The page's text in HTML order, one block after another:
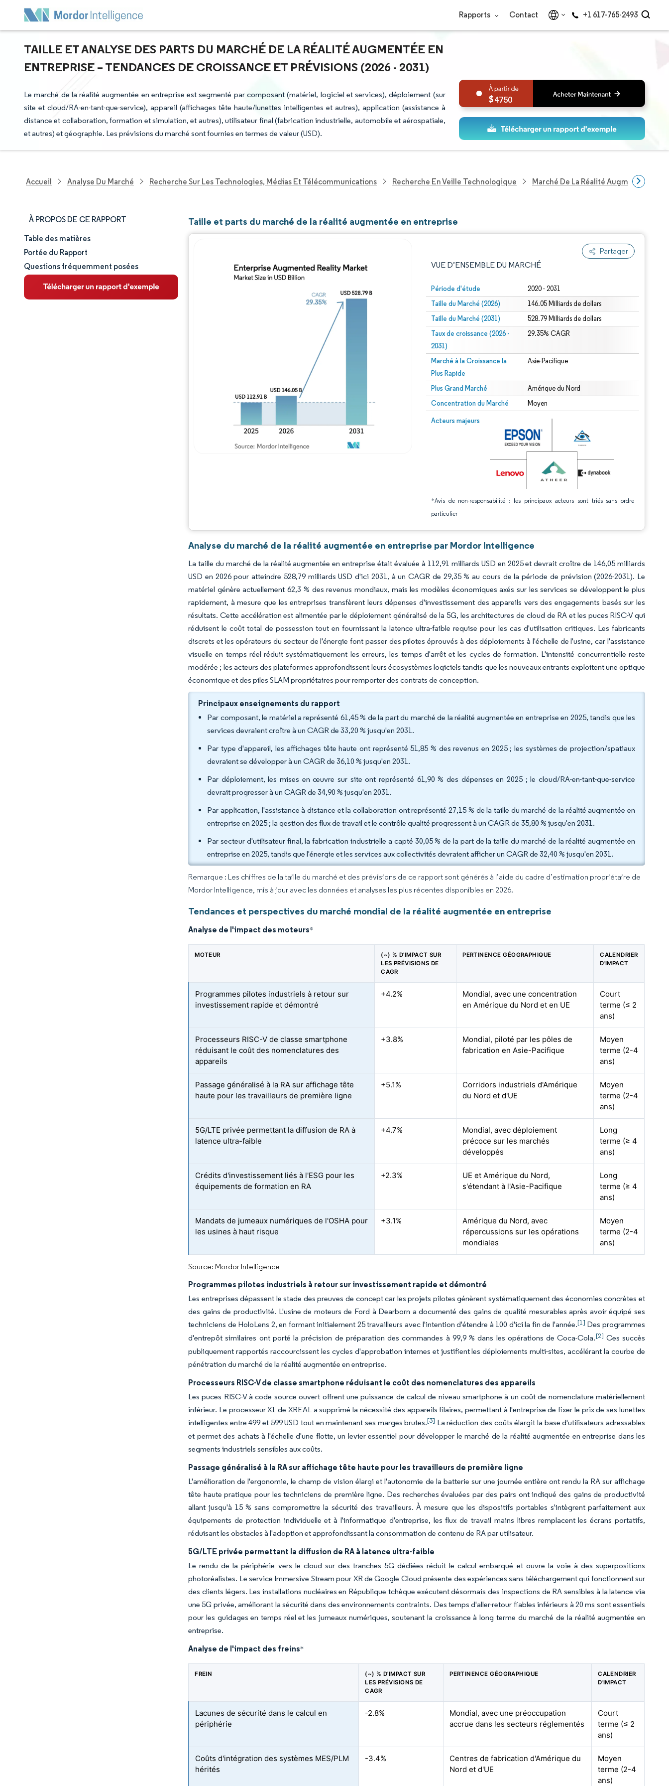
Rapports Contact +1 617-765-2493
TAILLE ET ANALYSE DES PARTS DU MARCHÉ DE LA RÉALITÉ AUGMENTÉE EN
ENTREPRISE – TENDANCES DE CROISSANCE ET PRÉVISIONS (2026 - 2031)
Le marché de la réalité augmentée en entreprise est segmenté par composant (matériel, logiciel et services), déploiement (sur
site et cloud/RA-en-tant-que-service), appareil (affichages tête haute/lunettes intelligentes et autres), application (assistance à
distance et collaboration, formation et simulation, et autres), utilisateur final (fabrication industrielle, automobile et aérospatiale,
et autres) et géographie. Les prévisions du marché sont fournies en termes de valeur (USD).
4750
Accueil Analyse Du Marché Recherche Sur Les Technologies, Médias Et Télécommunications Recherche En Veille Technologique Marché De La Réalité Augmentée En
À PROPOS DE CE RAPPORT
Taille et part de marché
Analyse du marché
Tendances et perspectives
Table des matières
Portée du Rapport
Questions fréquemment posées
Taille et parts du marché de la réalité augmentée en entreprise
Partager
VUE D’ENSEMBLE DU MARCHÉ
Période d'étude 2020 - 2031
Taille du Marché (2026) 146.05 Milliards de dollars
Taille du Marché (2031) 528.79 Milliards de dollars
Taux de croissance (2026 -
2031)
29.35% CAGR
Marché à la Croissance la
Plus Rapide
Asie-Pacifique
Plus Grand Marché Amérique du Nord
Concentration du Marché Moyen
Acteurs majeurs
*Avis de non-responsabilité : les principaux acteurs sont triés sans ordre
particulier
Image © Mordor Intelligence. La réutilisation nécessite une attribution sous CC BY 4.0.
Image © Mordor Intelligence. La réutilisation nécessite une attribution sous CC BY 4.0.
Analyse du marché de la réalité augmentée en entreprise par Mordor Intelligence
La taille du marché de la réalité augmentée en entreprise était évaluée à 112,91 milliards USD en 2025 et devrait croître de 146,05 milliards
USD en 2026 pour atteindre 528,79 milliards USD d'ici 2031, à un CAGR de 29,35 % au cours de la période de prévision (2026-2031). Le
matériel génère actuellement 62,3 % des revenus mondiaux, mais les modèles économiques axés sur les services se développent le plus
rapidement, à mesure que les entreprises transfèrent leurs dépenses d'investissement des appareils vers des engagements basés sur les
résultats. Cette accélération est alimentée par le déploiement généralisé de la 5G, les architectures de cloud de RA et les puces RISC-V qui
réduisent le coût total de possession tout en fournissant la latence ultra-faible requise pour les cas d'utilisation critiques. Les fabricants
discrets et les opérateurs du secteur de l'énergie font passer des pilotes éprouvés à des déploiements à l'échelle de l'usine, car l'assistance
visuelle en temps réel réduit systématiquement les erreurs, les temps d'arrêt et les cycles de formation. L'intensité concurrentielle reste
modérée ; les acteurs des plateformes approfondissent leurs écosystèmes logiciels tandis que les nouveaux entrants exploitent une optique
économique et des piles SLAM propriétaires pour remporter des contrats de conception.
Principaux enseignements du rapport
Par composant, le matériel a représenté 61,45 % de la part du marché de la réalité augmentée en entreprise en 2025, tandis que les
services devraient croître à un CAGR de 33,20 % jusqu'en 2031.
Par type d'appareil, les affichages tête haute ont représenté 51,85 % des revenus en 2025 ; les systèmes de projection/spatiaux
devraient se développer à un CAGR de 36,10 % jusqu'en 2031.
Par déploiement, les mises en œuvre sur site ont représenté 61,90 % des dépenses en 2025 ; le cloud/RA-en-tant-que-service
devrait progresser à un CAGR de 34,90 % jusqu'en 2031.
Par application, l'assistance à distance et la collaboration ont représenté 27,15 % de la taille du marché de la réalité augmentée en
entreprise en 2025 ; la gestion des flux de travail et le contrôle qualité progressent à un CAGR de 35,80 % jusqu'en 2031.
Par secteur d'utilisateur final, la fabrication industrielle a capté 30,05 % de la part de la taille du marché de la réalité augmentée en
entreprise en 2025, tandis que l'énergie et les services aux collectivités devraient afficher un CAGR de 32,40 % jusqu'en 2031.
Remarque : Les chiffres de la taille du marché et des prévisions de ce rapport sont générés à l’aide du cadre d’estimation propriétaire de
Mordor Intelligence, mis à jour avec les données et analyses les plus récentes disponibles en 2026.
Tendances et perspectives du marché mondial de la réalité augmentée en entreprise
Analyse de l'impact des moteurs*
MOTEUR
(~) % D'IMPACT SUR
LES PRÉVISIONS DE
CAGR
PERTINENCE GÉOGRAPHIQUE
CALENDRIER
D'IMPACT
Programmes pilotes industriels à retour sur
investissement rapide et démontré
+4.2%
Mondial, avec une concentration
en Amérique du Nord et en UE
Court
terme (≤ 2
ans)
Processeurs RISC-V de classe smartphone
réduisant le coût des nomenclatures des
appareils
+3.8%
Mondial, piloté par les pôles de
fabrication en Asie-Pacifique
Moyen
terme (2-4
ans)
Passage généralisé à la RA sur affichage tête
haute pour les travailleurs de première ligne
+5.1%
Corridors industriels d'Amérique
du Nord et d'UE
Moyen
terme (2-4
ans)
5G/LTE privée permettant la diffusion de RA à
latence ultra-faible
+4.7%
Mondial, avec déploiement
précoce sur les marchés
développés
Long
terme (≥ 4
ans)
Crédits d'investissement liés à l'ESG pour les
équipements de formation en RA
+2.3%
UE et Amérique du Nord,
s'étendant à l'Asie-Pacifique
Long
terme (≥ 4
ans)
Mandats de jumeaux numériques de l'OSHA pour
les usines à haut risque
+3.1%
Amérique du Nord, avec
répercussions sur les opérations
mondiales
Moyen
terme (2-4
ans)
Source: Mordor Intelligence
Programmes pilotes industriels à retour sur investissement rapide et démontré
Les entreprises dépassent le stade des preuves de concept car les projets pilotes génèrent systématiquement des économies concrètes et
des gains de productivité. L'usine de moteurs de Ford à Dearborn a documenté des gains de qualité mesurables après avoir équipé ses
techniciens de HoloLens 2, en formant initialement 25 travailleurs avec l'intention d'étendre à 100 d'ici la fin de l'année.[1] Des programmes
d'entrepôt similaires ont porté la précision de préparation des commandes à 99,9 % dans les opérations de Coca-Cola.[2] Ces succès
publiquement rapportés raccourcissent les cycles d'approbation internes et justifient les déploiements multi-sites, accélérant la courbe de
pénétration du marché de la réalité augmentée en entreprise.
Processeurs RISC-V de classe smartphone réduisant le coût des nomenclatures des appareils
Les puces RISC-V à code source ouvert offrent une puissance de calcul de niveau smartphone à un coût de nomenclature matériellement
inférieur. Le processeur X1 de XREAL a supprimé la nécessité des appareils filaires, permettant à l'entreprise de fixer le prix de ses lunettes
intelligentes entre 499 et 599 USD tout en maintenant ses marges brutes.[3] La réduction des coûts élargit la base d'utilisateurs adressables
et permet des achats à l'échelle d'une flotte, un levier essentiel pour développer le marché de la réalité augmentée en entreprise dans les
segments industriels sensibles aux coûts.
Passage généralisé à la RA sur affichage tête haute pour les travailleurs de première ligne
L'amélioration de l'ergonomie, le champ de vision élargi et l'autonomie de la batterie sur une journée entière ont rendu la RA sur affichage
tête haute pratique pour les techniciens de première ligne. Des recherches évaluées par des pairs ont indiqué des gains de productivité
allant jusqu'à 15 % sans compromettre la sécurité des travailleurs. À mesure que les dispositifs portables s'intègrent parfaitement aux
équipements de protection individuelle et à l'informatique d'entreprise, les flux de travail mains libres remplacent les écrans portatifs,
réduisant les obstacles à l'adoption et approfondissant la consommation de contenu de RA par utilisateur.
5G/LTE privée permettant la diffusion de RA à latence ultra-faible
Le rendu de la périphérie vers le cloud sur des tranches 5G dédiées réduit le calcul embarqué et ouvre la voie à des superpositions
photoréalistes. Le service Immersive Stream pour XR de Google Cloud présente des expériences sans téléchargement qui fonctionnent sur
des clients légers. Les installations nucléaires en République tchèque exécutent désormais des inspections de RA sensibles à la latence via
une 5G privée, améliorant la sécurité dans des environnements contraints. Des temps d'aller-retour fiables inférieurs à 20 ms sont essentiels
pour les guidages en temps réel et les jumeaux numériques, soutenant la croissance à long terme du marché de la réalité augmentée en
entreprise.
Analyse de l'impact des freins*
FREIN
(~) % D'IMPACT SUR
LES PRÉVISIONS DE
CAGR
PERTINENCE GÉOGRAPHIQUE
CALENDRIER
D'IMPACT
Lacunes de sécurité dans le calcul en
périphérie
-2.8%
Mondial, avec une préoccupation
accrue dans les secteurs réglementés
Court
terme (≤ 2
ans)
Coûts d'intégration des systèmes MES/PLM
hérités
-3.4%
Centres de fabrication d'Amérique du
Nord et d'UE
Moyen
terme (2-4
ans)